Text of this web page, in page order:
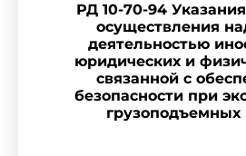
РД 10-70-94
осуществления
деятельностью
юридических и
связанной с
безопасности при